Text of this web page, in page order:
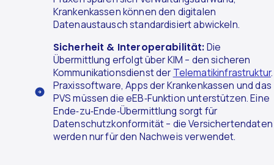
Krankenkassen können den digitalen
Datenaustausch standardisiert abwickeln.
Sicherheit & Interoperabilität:Die
Übermittlung erfolgt über KIM – den sicheren
Kommunikationsdienst der Telematikinfrastruktur.
Praxissoftware, Apps der Krankenkassen und das
PVS müssen die eEB‑Funktion unterstützen. Eine
Ende‑zu‑Ende‑Übermittlung sorgt für
Datenschutzkonformität – die Versichertendaten
werden nur für den Nachweis verwendet.